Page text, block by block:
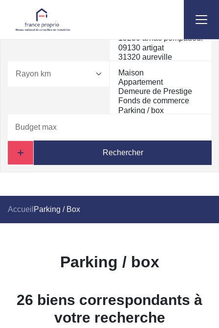
Rayon km
Rechercher
Accueil Parking / Box
Parking / box
26 biens correspondants à
votre recherche